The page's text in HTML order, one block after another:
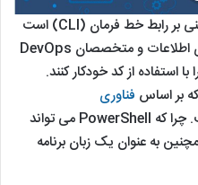
PowerShell یک ابزار منبع باز و مبتنی بر رابط خط فرمان (CLI) است
که به توسعه دهندگان، مدیران فناوری اطلاعات و متخصصان DevOps
استفاده از کد خودکار کنند.
بر اساس فناوری
ساخته شده است. چرا که PowerShell می تواند
به عنوان یک زبان برنامه